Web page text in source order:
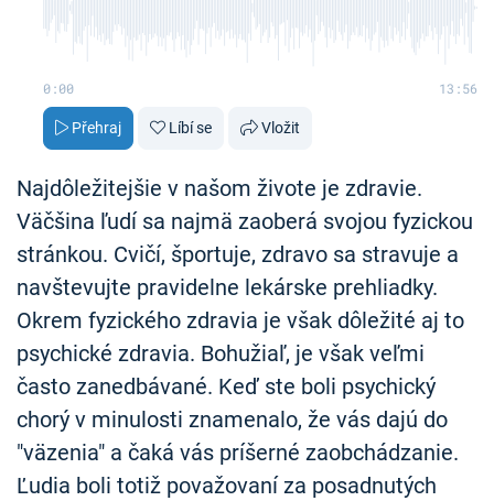
0:00 13:56
Přehraj Líbí se Vložit
Najdôležitejšie v našom živote je zdravie.
Väčšina ľudí sa najmä zaoberá svojou fyzickou
stránkou. Cvičí, športuje, zdravo sa stravuje a
navštevujte pravidelne lekárske prehliadky.
Okrem fyzického zdravia je však dôležité aj to
psychické zdravia. Bohužiaľ, je však veľmi
často zanedbávané. Keď ste boli psychický
chorý v minulosti znamenalo, že vás dajú do
"väzenia" a čaká vás príšerné zaobchádzanie.
Ľudia boli totiž považovaní za posadnutých